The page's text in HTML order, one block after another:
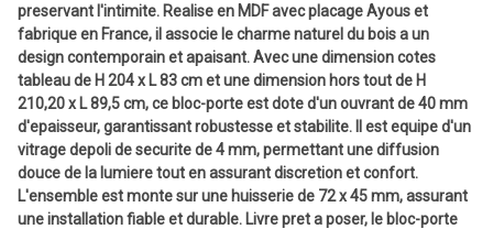
preservant l'intimite. Realise en MDF avec placage Ayous et
fabrique en France, il associe le charme naturel du bois a un
design contemporain et apaisant. Avec une dimension cotes
tableau de H 204 x L 83 cm et une dimension hors tout de H
210,20 x L 89,5 cm, ce bloc-porte est dote d'un ouvrant de 40 mm
d'epaisseur, garantissant robustesse et stabilite. Il est equipe d'un
vitrage depoli de securite de 4 mm, permettant une diffusion
douce de la lumiere tout en assurant discretion et confort.
L'ensemble est monte sur une huisserie de 72 x 45 mm, assurant
une installation fiable et durable. Livre pret a poser, le bloc-porte